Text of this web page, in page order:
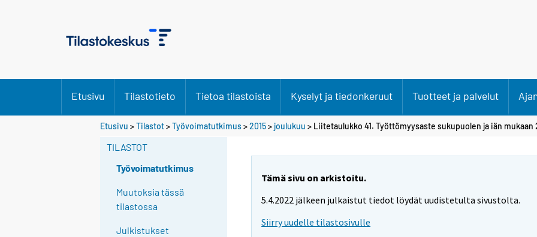
Etusivu Tilastotieto Tietoa tilastoista Kyselyt ja tiedonkeruut Tuotteet ja palvelut
Etusivu >Tilastot>Työvoimatutkimus>2015> joulukuu > Liitetaulukko 41. Työttömyysaste sukupuolen ja iän mukaan
TILASTOT
Työvoimatutkimus
Muutoksia tässä
tilastossa
Julkistukset
Tämä sivu on arkistoitu.
5.4.2022 jälkeen julkaistut tiedot löydät uudistetulta sivustolta.
Siirry uudelle tilastosivulle